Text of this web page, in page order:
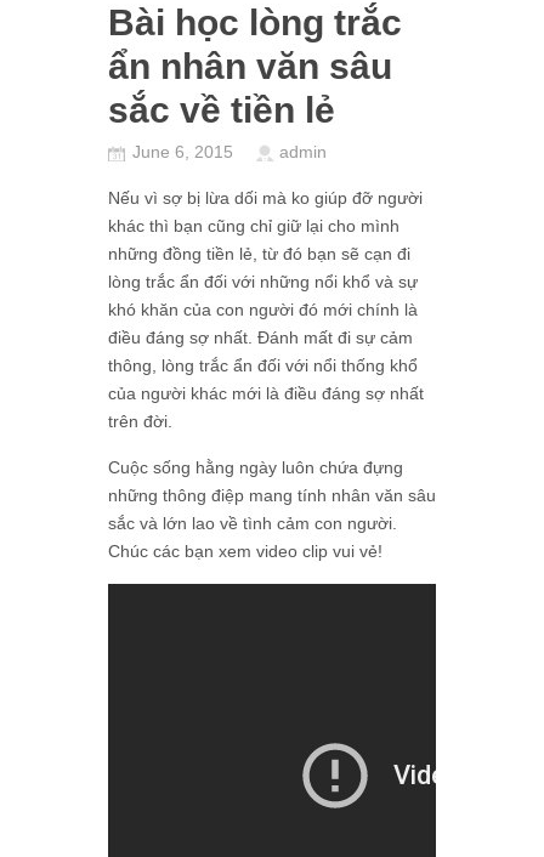
Bài học lòng trắc
ẩn nhân văn sâu
sắc về tiền lẻ
June 6, 2015 admin
Nếu vì sợ bị lừa dối mà ko giúp đỡ người
khác thì bạn cũng chỉ giữ lại cho mình
những đồng tiền lẻ, từ đó bạn sẽ cạn đi
lòng trắc ẩn đối với những nổi khổ và sự
khó khăn của con người đó mới chính là
điều đáng sợ nhất. Đánh mất đi sự cảm
thông, lòng trắc ẩn đối với nổi thống khổ
của người khác mới là điều đáng sợ nhất
trên đời.
Cuộc sống hằng ngày luôn chứa đựng
những thông điệp mang tính nhân văn sâu
sắc và lớn lao về tình cảm con người.
Chúc các bạn xem video clip vui vẻ!